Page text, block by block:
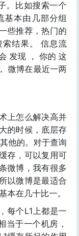
。比如搜索一个
基本由几部分组
些推荐，热门的
结果。 信息流
发现 ， 你的 这
微博在最近一两
上怎么解决高并
的时候，底层存
他的。对于查询
存，可以复用可
微博，我有很多
以微博是最适合
本在几十比一。
每个L1上都是一
当于一个机房，